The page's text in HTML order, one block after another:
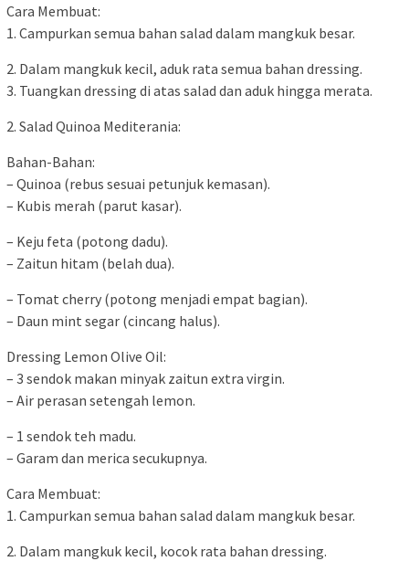
Cara Membuat:
1. Campurkan semua bahan salad dalam mangkuk besar.
2. Dalam mangkuk kecil, aduk rata semua bahan dressing.
3. Tuangkan dressing di atas salad dan aduk hingga merata.
2. Salad Quinoa Mediterania:
Bahan-Bahan:
– Quinoa (rebus sesuai petunjuk kemasan).
– Kubis merah (parut kasar).
– Keju feta (potong dadu).
– Zaitun hitam (belah dua).
– Tomat cherry (potong menjadi empat bagian).
– Daun mint segar (cincang halus).
Dressing Lemon Olive Oil:
– 3 sendok makan minyak zaitun extra virgin.
– Air perasan setengah lemon.
– 1 sendok teh madu.
– Garam dan merica secukupnya.
Cara Membuat:
1. Campurkan semua bahan salad dalam mangkuk besar.
2. Dalam mangkuk kecil, kocok rata bahan dressing.